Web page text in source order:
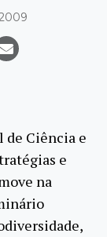
de Ciência e
e
na